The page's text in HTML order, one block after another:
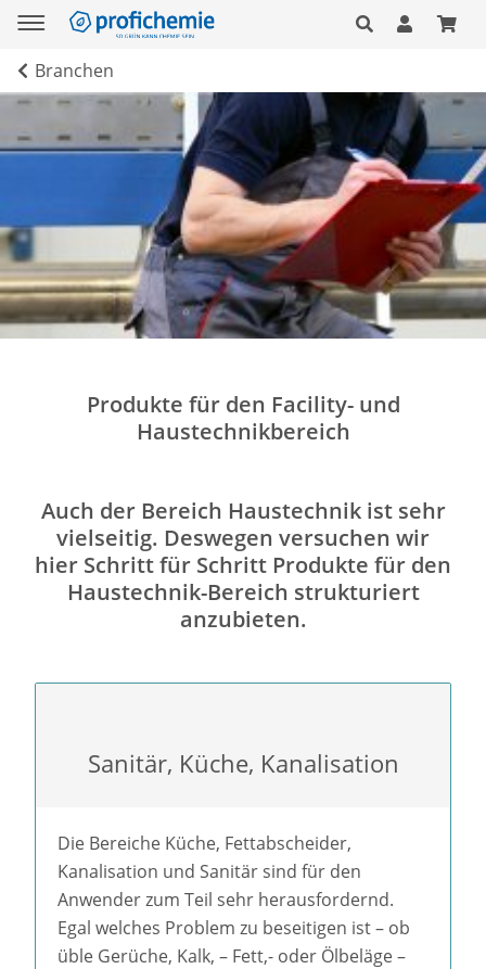
Branchen
Produkte für den Facility- und
Haustechnikbereich
Auch der Bereich Haustechnik ist sehr
vielseitig. Deswegen versuchen wir
hier Schritt für Schritt Produkte für den
Haustechnik-Bereich strukturiert
anzubieten.
Sanitär, Küche, Kanalisation
Die Bereiche Küche, Fettabscheider,
Kanalisation und Sanitär sind für den
Anwender zum Teil sehr herausfordernd.
Egal welches Problem zu beseitigen ist – ob
üble Gerüche, Kalk, – Fett,- oder Ölbeläge –